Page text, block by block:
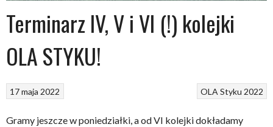
Terminarz IV, V i VI (!) kolejki
OLA STYKU!
OLA Styku 2022
17 maja 2022
Gramy jeszcze w poniedziałki, a od VI kolejki dokładamy